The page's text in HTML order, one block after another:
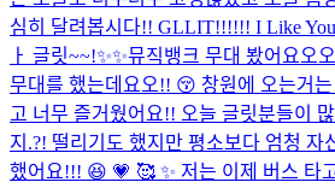
심히 달려봅시다!! GLLIT!!!!!! I Like
ㅏ 글릿~~!✨✨뮤직뱅크 무대 봤어요오
무대를 했는데요오!! 😚 창원에 오는거
고 너무 즐거웠어요!! 오늘 글릿분들이
지.?! 떨리기도 했지만 평소보다 엄청 자
했어요!!! 😆 💗 🥰 ✨ 저는 이제 버스 타